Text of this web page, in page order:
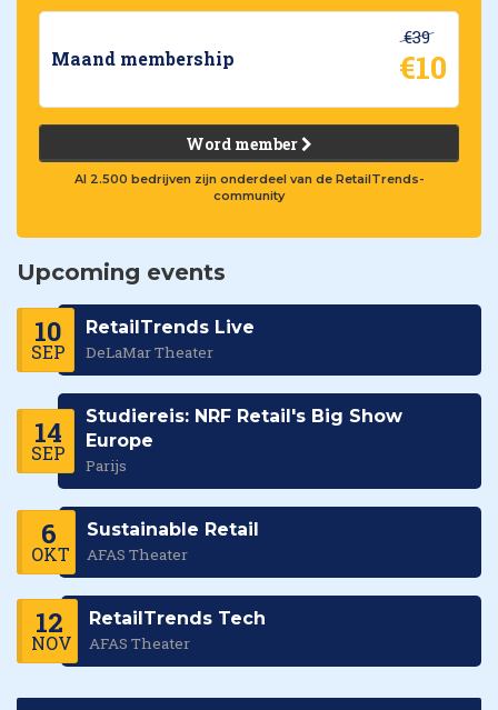
Maand membership
€39
€10
Word member
Al 2.500 bedrijven zijn onderdeel van de RetailTrends-
community
Upcoming events
10
SEP
RetailTrends Live
DeLaMar Theater
14
SEP
Studiereis: NRF Retail's Big Show
Europe
Parijs
6
OKT
Sustainable Retail
AFAS Theater
12
NOV
RetailTrends Tech
AFAS Theater